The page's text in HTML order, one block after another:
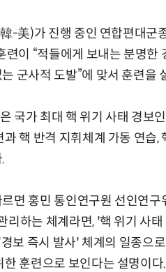
-美)가 진행 중인 연합편대군
련이 “적들에게 보내는 분명한
군사적 도발”에 맞서 훈련을
국가 최대 핵 위기 사태 경보
과 핵 반격 지휘체계 가동 연습
면 홍민 통인연구원 선인연
리하는 체계라면, '핵 위기 사
보 즉시 발사' 체계의 일종으
한 훈련으로 보인다는 설명이다.